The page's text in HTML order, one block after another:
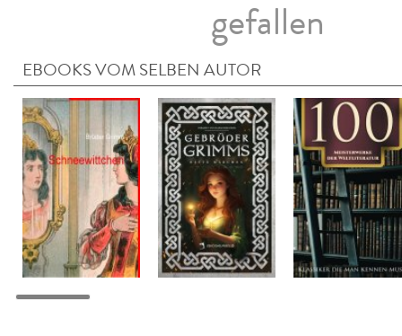
gefallen
EBOOKS VOM SELBEN AUTOR